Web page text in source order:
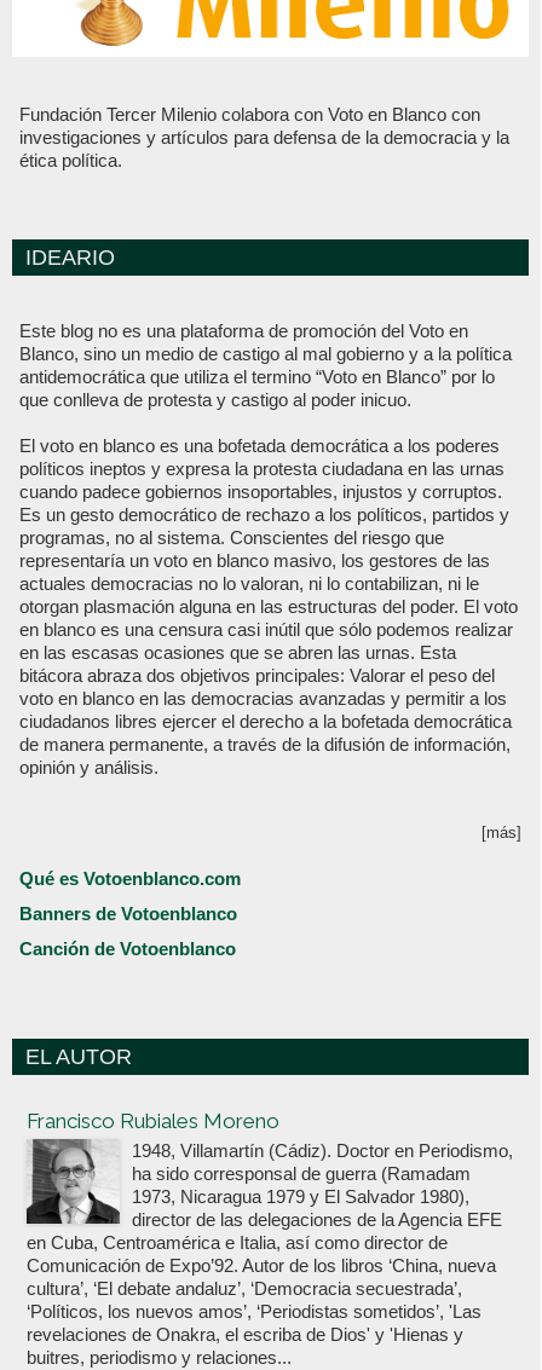
Fundación Tercer Milenio colabora con Voto en Blanco con
investigaciones y artículos para defensa de la democracia y la
ética política.
IDEARIO
Este blog no es una plataforma de promoción del Voto en
Blanco, sino un medio de castigo al mal gobierno y a la política
antidemocrática que utiliza el termino “Voto en Blanco” por lo
que conlleva de protesta y castigo al poder inicuo.
El voto en blanco es una bofetada democrática a los poderes
políticos ineptos y expresa la protesta ciudadana en las urnas
cuando padece gobiernos insoportables, injustos y corruptos.
Es un gesto democrático de rechazo a los políticos, partidos y
programas, no al sistema. Conscientes del riesgo que
representaría un voto en blanco masivo, los gestores de las
actuales democracias no lo valoran, ni lo contabilizan, ni le
otorgan plasmación alguna en las estructuras del poder. El voto
en blanco es una censura casi inútil que sólo podemos realizar
en las escasas ocasiones que se abren las urnas. Esta
bitácora abraza dos objetivos principales: Valorar el peso del
voto en blanco en las democracias avanzadas y permitir a los
ciudadanos libres ejercer el derecho a la bofetada democrática
de manera permanente, a través de la difusión de información,
opinión y análisis.
[más]
Qué es Votoenblanco.com
Banners de Votoenblanco
Canción de Votoenblanco
EL AUTOR
Francisco Rubiales Moreno
1948, Villamartín (Cádiz). Doctor en Periodismo,
ha sido corresponsal de guerra (Ramadam
1973, Nicaragua 1979 y El Salvador 1980),
director de las delegaciones de la Agencia EFE
en Cuba, Centroamérica e Italia, así como director de
Comunicación de Expo’92. Autor de los libros ‘China, nueva
cultura’, ‘El debate andaluz’, ‘Democracia secuestrada’,
‘Políticos, los nuevos amos’, ‘Periodistas sometidos’, 'Las
revelaciones de Onakra, el escriba de Dios' y 'Hienas y
buitres, periodismo y relaciones...